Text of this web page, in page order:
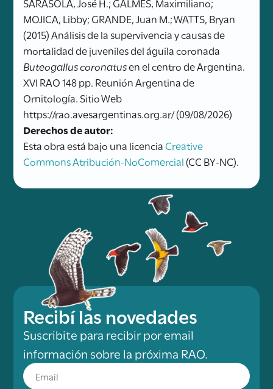
MOJICA, Libby; GRANDE, Juan M.; WATTS, Bryan
(2015) Análisis de la supervivencia y causas de
mortalidad de juveniles del águila coronada
Buteogallus coronatusen el centro de Argentina.
XVI RAO 148 pp. Reunión Argentina de
Ornitología. Sitio Web
https://rao.avesargentinas.org.ar/ (09/08/2026)
Derechos de autor:
Esta obra está bajo una licencia Creative
Commons Atribución-NoComercial(CC BY-NC).
Recibí las novedades
Suscribite para recibir por email
información sobre la próxima RAO.